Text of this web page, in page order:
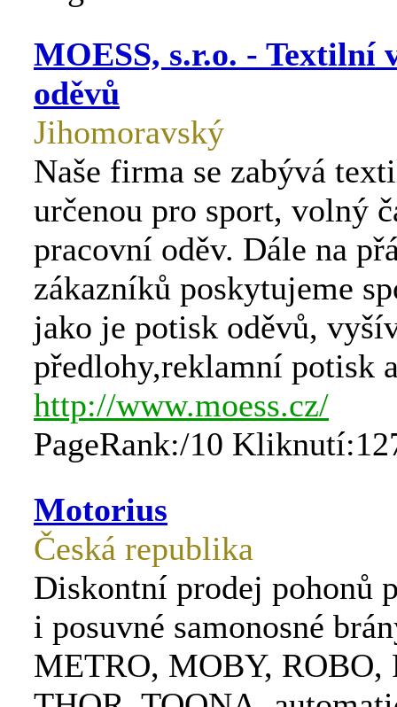
MOESS, s.r.o. - Textilní
oděvů
Jihomoravský
Naše firma se zabývá
určenou pro sport, volný
pracovní oděv. Dále na
zákazníků poskytujeme
jako je potisk oděvů,
předlohy,reklamní potisk
http://www.moess.cz/
PageRank:/10
Motorius
Česká republika
Diskontní prodej pohonů
i posuvné samonosné
METRO, MOBY, ROBO,